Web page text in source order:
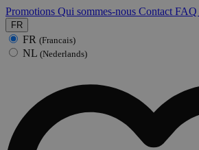
Promotions Qui sommes-nous Contact FAQ
FR
FR (Francais)
NL (Nederlands)